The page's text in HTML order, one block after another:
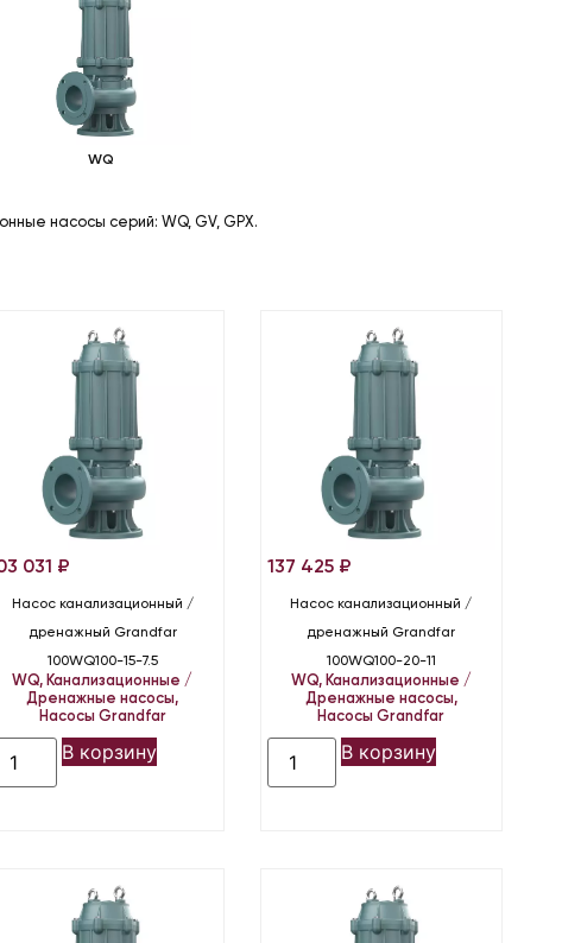
WQ
насосы серий: WQ, GV, GPX.
031 ₽
Насос канализационный /
дренажный Grandfar
100WQ100-15-7.5
WQ, Канализационные /
Дренажные насосы,
Насосы Grandfar
В корзину
137 425 ₽
Насос канализационный /
дренажный Grandfar
100WQ100-20-11
WQ, Канализационные /
Дренажные насосы,
Насосы Grandfar
В корзину